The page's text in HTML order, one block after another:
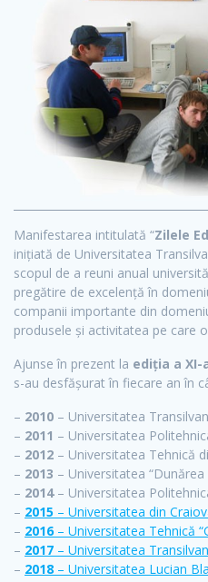
Manifestarea intitulată “Zilele
inițiată de Universitatea
scopul de a reuni anual
pregătire de excelență în
companii importante din
produsele și activitatea pe care
Ajunse în prezent la ediția a XI-
s-au desfășurat în fiecare an în
– 2010 – Universitatea
– 2011 – Universitatea
– 2012 – Universitatea Tehnică
– 2013 – Universitatea “Dunărea
– 2014– Universitatea
– 2015 – Universitatea din
– 2016– Universitatea Tehnică
– 2017 – Universitatea
– 2018 – Universitatea Lucian